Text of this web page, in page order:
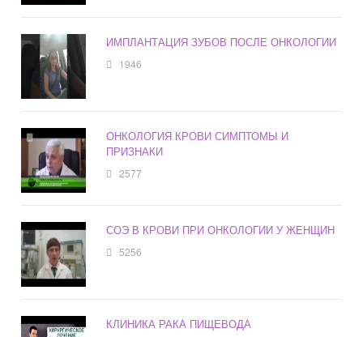
ИМПЛАНТАЦИЯ ЗУБОВ ПОСЛЕ ОНКОЛОГИИ
1946
ОНКОЛОГИЯ КРОВИ СИМПТОМЫ И
ПРИЗНАКИ
2577
СОЭ В КРОВИ ПРИ ОНКОЛОГИИ У ЖЕНЩИН
5256
КЛИНИКА РАКА ПИЩЕВОДА